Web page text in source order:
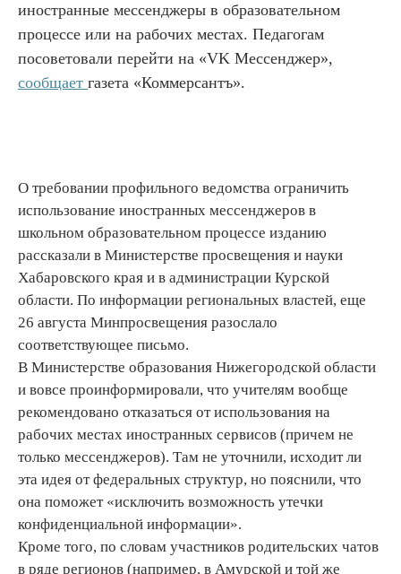
иностранные мессенджеры в образовательном
процессе или на рабочих местах. Педагогам
посоветовали перейти на «VK Мессенджер»,
сообщает газета «Коммерсантъ».
О требовании профильного ведомства ограничить
использование иностранных мессенджеров в
школьном образовательном процессе изданию
рассказали в Министерстве просвещения и науки
Хабаровского края и в администрации Курской
области. По информации региональных властей, еще
26 августа Минпросвещения разослало
соответствующее письмо.
В Министерстве образования Нижегородской области
и вовсе проинформировали, что учителям вообще
рекомендовано отказаться от использования на
рабочих местах иностранных сервисов (причем не
только мессенджеров). Там не уточнили, исходит ли
эта идея от федеральных структур, но пояснили, что
она поможет «исключить возможность утечки
конфиденциальной информации».
Кроме того, по словам участников родительских чатов
в ряде регионов (например, в Амурской и той же